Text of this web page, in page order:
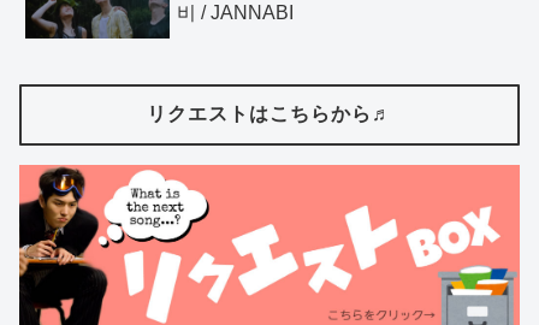
비 / JANNABI
リクエストはこちらから♬